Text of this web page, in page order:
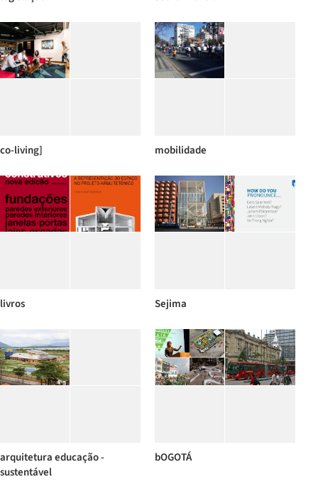
co-living] mobilidade
livros Sejima
arquitetura educação -
sustentável
bOGOTÁ